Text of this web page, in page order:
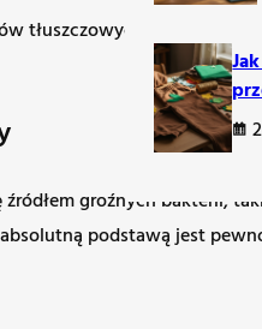
Tłuste,
groźnych bakterii,
podstawą jest